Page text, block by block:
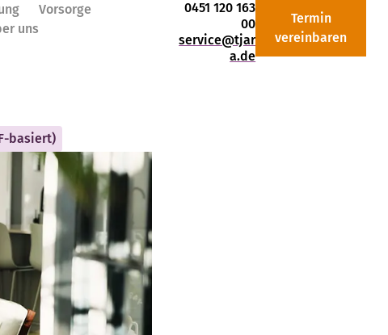
Vorsorge
uns
0451 120 163
00
service@tjar
a.de
Termin
vereinbaren
basiert)